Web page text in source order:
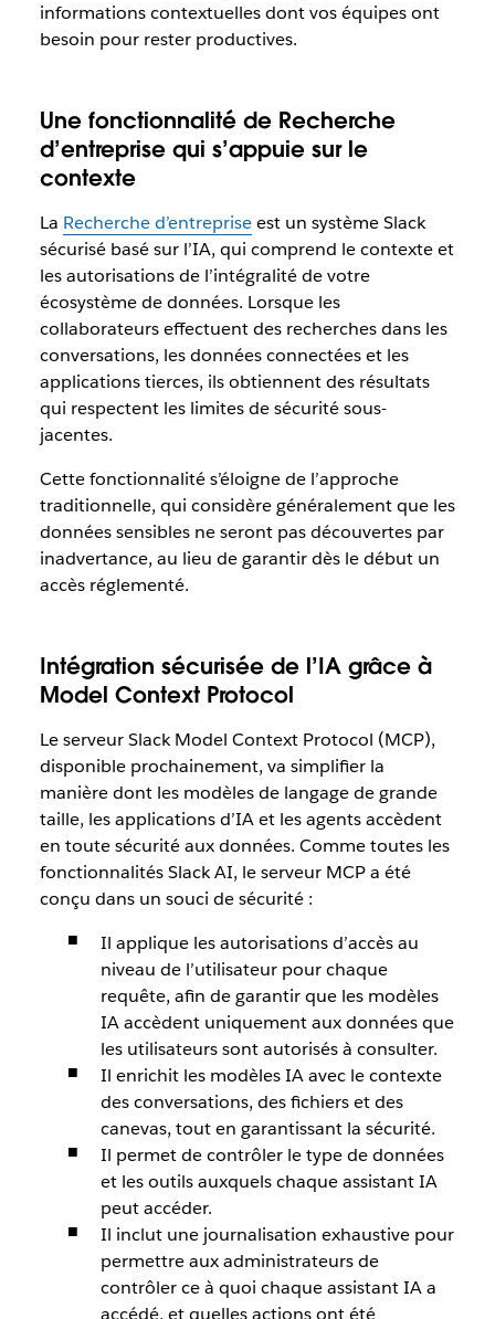
informations contextuelles dont vos équipes ont
besoin pour rester productives.
Une fonctionnalité de Recherche
d’entreprise qui s’appuie sur le
contexte
La Recherche d’entrepriseest un système Slack
sécurisé basé sur l’IA, qui comprend le contexte et
les autorisations de l’intégralité de votre
écosystème de données. Lorsque les
collaborateurs effectuent des recherches dans les
conversations, les données connectées et les
applications tierces, ils obtiennent des résultats
qui respectent les limites de sécurité sous-
jacentes.
Cette fonctionnalité s’éloigne de l’approche
traditionnelle, qui considère généralement que les
données sensibles ne seront pas découvertes par
inadvertance, au lieu de garantir dès le début un
accès réglementé.
Intégration sécurisée de l’IA grâce à
Model Context Protocol
Le serveur Slack Model Context Protocol (MCP),
disponible prochainement, va simplifier la
manière dont les modèles de langage de grande
taille, les applications d’IA et les agents accèdent
en toute sécurité aux données. Comme toutes les
fonctionnalités Slack AI, le serveur MCP a été
conçu dans un souci de sécurité :
Il applique les autorisations d’accès au
niveau de l’utilisateur pour chaque
requête, afin de garantir que les modèles
IA accèdent uniquement aux données que
les utilisateurs sont autorisés à consulter.
Il enrichit les modèles IA avec le contexte
des conversations, des fichiers et des
canevas, tout en garantissant la sécurité.
Il permet de contrôler le type de données
et les outils auxquels chaque assistant IA
peut accéder.
Il inclut une journalisation exhaustive pour
permettre aux administrateurs de
contrôler ce à quoi chaque assistant IA a
accédé, et quelles actions ont été